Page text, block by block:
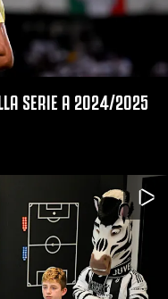
SERIE A 2024/2025